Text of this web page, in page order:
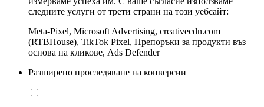
следните услуги от трети страни на този уебсайт:
Meta-Pixel, Microsoft Advertising, creativecdn.com
(RTBHouse), TikTok Pixel, Препоръки за продукти въз
основа на кликове, Ads Defender
Разширено проследяване на конверсии